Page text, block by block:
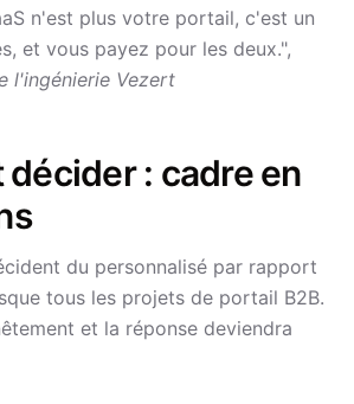
n'est plus votre portail, c'est un
et vous payez pour les deux.",
l'ingénierie Vezert
: cadre en
du personnalisé par rapport
tous les projets de portail B2B.
et la réponse deviendra